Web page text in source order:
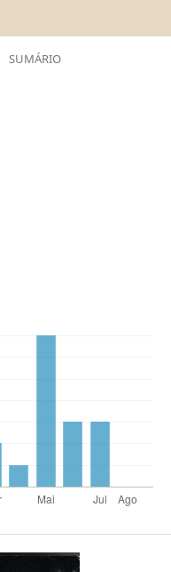
SUMÁRIO